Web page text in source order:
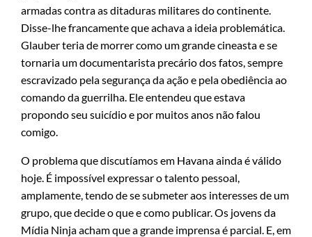
armadas contra as ditaduras militares do continente.
Disse-lhe francamente que achava a ideia problemática.
Glauber teria de morrer como um grande cineasta e se
tornaria um documentarista precário dos fatos, sempre
escravizado pela segurança da ação e pela obediência ao
comando da guerrilha. Ele entendeu que estava
propondo seu suicídio e por muitos anos não falou
comigo.
O problema que discutíamos em Havana ainda é válido
hoje. É impossível expressar o talento pessoal,
amplamente, tendo de se submeter aos interesses de um
grupo, que decide o que e como publicar. Os jovens da
Mídia Ninja acham que a grande imprensa é parcial. E, em